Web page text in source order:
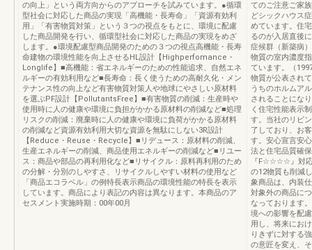
の向上」という両方向からのアプローチを試みています。●循環
型社会に対応した商品の実現「高機能・長寿命」「資源有効利
用」「有害物質対策」という３つの視点をもとに、環境に配慮
した商品開発を行い、循環型社会に対応した商品の実現をめざ
します。●環境配慮型商品開発のための３つの視点高機能・長寿
命建物の環境性能を向上させるHL設計【Highperfomance・
Longlife】■高機能：省エネルギーのための性能追求、自然エネ
ルギーの有効利用など■長寿命：長く使うための高耐久化・メン
テナンス性の向上など有害物質対策人や地球にやさしい原材料
を選ぶPF設計【PollutantsFree】■有害物質の削減：生産時や
使用時に人の健康や環境に負担がかかる原材料の削減など■処理
リスクの削減：廃棄時に人の健康や環境に負荷がかかる原材料
の削減など資源有効利用大切な資源を無駄にしない3R設計
【Reduce・Reuse・Recycle】■リデュース：原材料の削減、
生産エネルギーの削減、商品使用エネルギーの削減など■リユー
ス：商品や部品の再利用化など■リサイクル：原料再利用のため
の分解・分別のしやすさ、リサイクルしやすい材料の使用など
「商品エコラベル」の例特長表示商品の環境性能の特長を表示
しています。商品により表記の内容は異なります。本商品のア
セスメント実施時期：00年00月
てのご注意ご家
どシックハウス
めています。住
るのが入居直後
症候群（新築病
物質の室内濃度
ています。（
物質が公表され
うちのホルムア
されることにな
く住宅性能表示
す。当社のリビ
了しており、お
す。安心宣言安
法と住宅品質確
『F☆☆☆☆』対応
の12物質も削減
象商品は、内装
対象外の商品に
なっております
境への影響を配
用し、将来にお
りきずに対する
の意匠を変え、